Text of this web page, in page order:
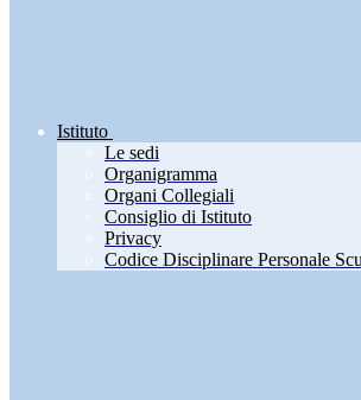
Istituto
Le sedi
Organigramma
Organi Collegiali
Consiglio di Istituto
Privacy
Codice Disciplinare Personale